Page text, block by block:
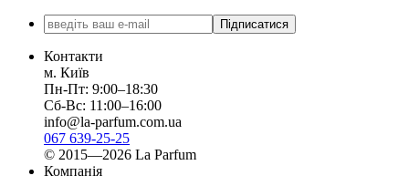
Підписатися
Контакти
м. Київ
Пн-Пт: 9:00–18:30
Сб-Вс: 11:00–16:00
info@la-parfum.com.ua
067 639-25-25
© 2015—2026 La Parfum
Компанія